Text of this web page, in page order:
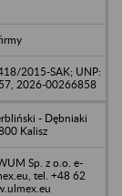
2015-SAK; UNP:
2026-00266858
- Dębniaki
Kalisz
Sp. z o.o. e-
tel. +48 62